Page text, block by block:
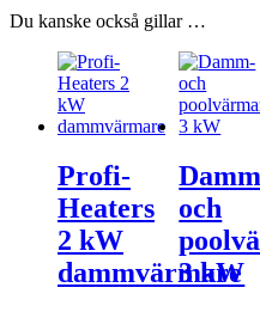
Du kanske också gillar …
Profi-
Heaters
2 kW
dammvärmare
och
3 kW